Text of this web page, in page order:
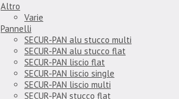
Altro
Varie
Pannelli
SECUR-PAN alu stucco multi
SECUR-PAN alu stucco flat
SECUR-PAN liscio flat
SECUR-PAN liscio single
SECUR-PAN liscio multi
SECUR-PAN stucco flat